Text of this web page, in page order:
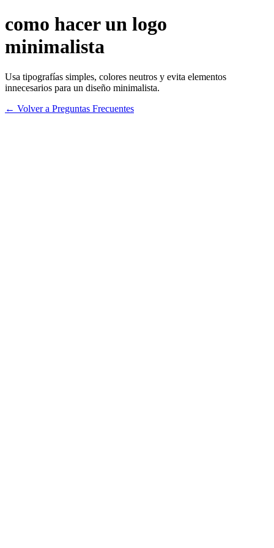
como hacer un logo
minimalista
Usa tipografías simples, colores neutros y evita elementos
innecesarios para un diseño minimalista.
← Volver a Preguntas Frecuentes